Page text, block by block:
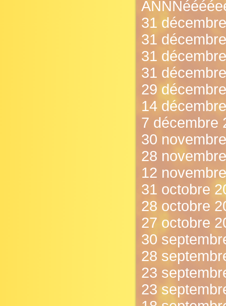
31
31
31
31
29
14
7 décembre
30
28
12
31 octobre
28 octobre
27 octobre
30
28
23
23